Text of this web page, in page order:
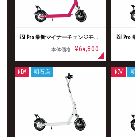
ES1 Pro 最新マイナーチェンジモデル 100台限定生産!!
本体価格 ¥64,800
NEW 明石店 NEW